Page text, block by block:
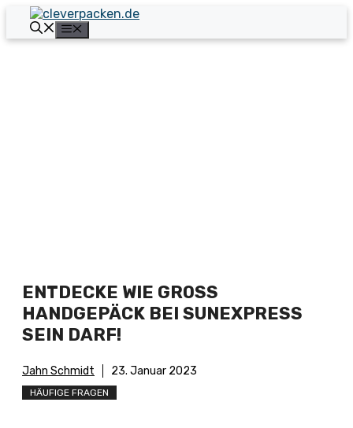
Zum
Inhalt
springen
ENTDECKE WIE GROSS H
ANDGEPÄCK BEI SUNEXPRESS S
EIN DARF!
Jahn Schmidt 23. Januar 2023
HÄUFIGE FRAGEN